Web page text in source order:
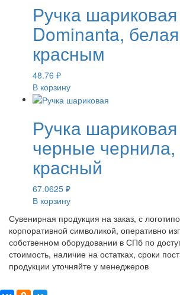
Ручка шариковая
Dominanta,
красным
48.76 ₽
В корзину
Ручка
черные
красный
67.0625 ₽
В корзину
Сувенирная продукция на заказ, с
корпоративной символикой, оперативно
собственном оборудовании в СПб по
стоимость, наличие на остатках, сроки
продукции уточняйте у менеджеров